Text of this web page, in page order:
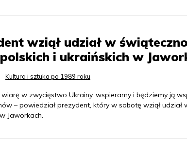
wziął udział w
i ukraińskich w
Kultura i sztuka po 1989 roku
w zwycięstwo Ukrainy, wspieramy i będziemy ją
– powiedział prezydent, który w sobotę wziął
Jaworkach.